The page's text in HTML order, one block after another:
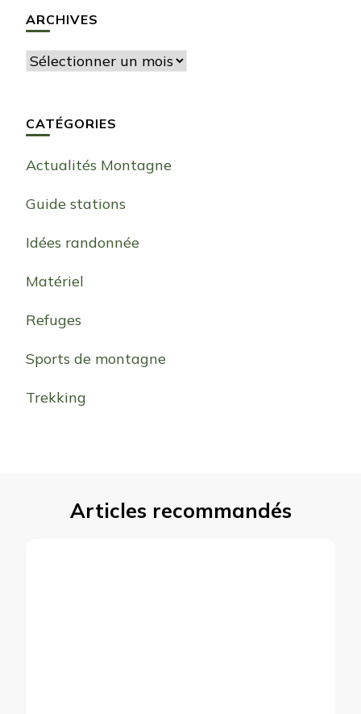
ARCHIVES
Archives
CATÉGORIES
Actualités Montagne
Guide stations
Idées randonnée
Matériel
Refuges
Sports de montagne
Trekking
Articles recommandés